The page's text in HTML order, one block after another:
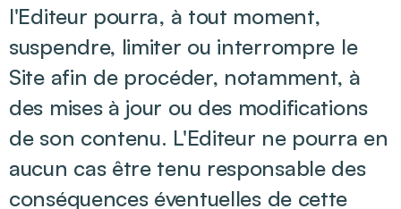
l'Editeur pourra, à tout moment,
suspendre, limiter ou interrompre le
Site afin de procéder, notamment, à
des mises à jour ou des modifications
de son contenu. L'Editeur ne pourra en
aucun cas être tenu responsable des
conséquences éventuelles de cette